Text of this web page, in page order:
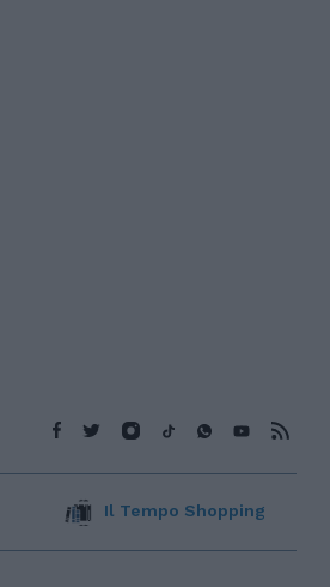
Il Tempo Shopping